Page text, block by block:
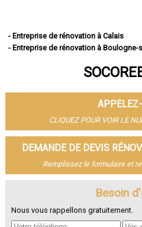
- Entreprise de rénovation à Calais
- Entreprise de rénovation à Boulogne-
- Entreprise de rénovation à Lens
- Entreprise de rénovation à Béthune
- Entreprise de rénovation à Hénin-
- Entreprise de rénovation à Bruay-la-
- Entreprise de rénovation à Avion
- Entreprise de rénovation à Carvin
- Entreprise de rénovation à Berck
- Entreprise de rénovation à Saint-Omer
- Entreprise de rénovation à Harnes
- Entreprise de rénovation à Nœux-les-
CLIQUEZ POUR VOIR LE
DEMANDE DE DEVIS
Remplissez le formulaire et
Besoin
Nous vous rappellons gratuitement.